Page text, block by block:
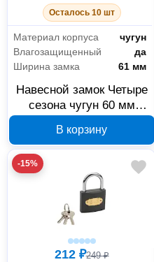
Осталось 10 шт
Материал корпуса
чугун
Влагозащищенный
да
Ширина замка
61 мм
Навесной замок Четыре
сезона чугун 60 мм
В корзину
-15%
212 ₽249 ₽